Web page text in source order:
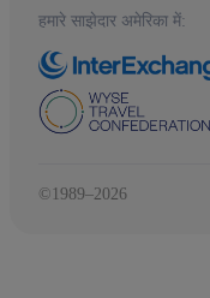
हमारे साझेदार अमेरिका में:
©1989–2026